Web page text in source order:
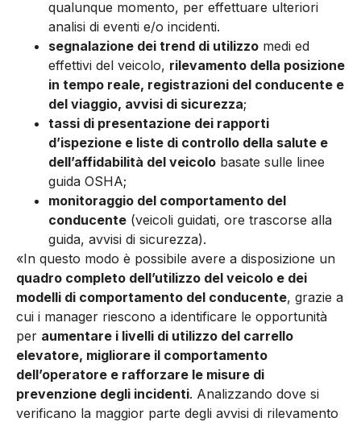
qualunque momento, per effettuare ulteriori
analisi di eventi e/o incidenti.
segnalazione dei trend di utilizzo medi ed
effettivi del veicolo, rilevamento della posizione
in tempo reale, registrazioni del conducente e
del viaggio, avvisi di sicurezza;
tassi di presentazione dei rapporti
d’ispezione e liste di controllo della salute e
dell’affidabilità del veicolo basate sulle linee
guida OSHA;
monitoraggio del comportamento del
conducente (veicoli guidati, ore trascorse alla
guida, avvisi di sicurezza).
«In questo modo è possibile avere a disposizione un
quadro completo dell’utilizzo del veicolo e dei
modelli di comportamento del conducente, grazie a
cui i manager riescono a identificare le opportunità
per aumentare i livelli di utilizzo del carrello
elevatore, migliorare il comportamento
dell’operatore e rafforzare le misure di
prevenzione degli incidenti. Analizzando dove si
verificano la maggior parte degli avvisi di rilevamento